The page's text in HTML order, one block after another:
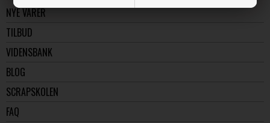
NYE VARER
TILBUD
VIDENSBANK
BLOG
SCRAPSKOLEN
FAQ